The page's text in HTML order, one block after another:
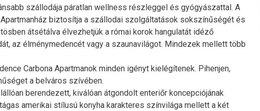
szállodája páratlan wellness részleggel és gyógyászattal. A
biztosítja a szállodai szolgáltatások sokszínűségét és
átsétálva élvezhetjük a római korok hangulatát idéző
az élménymedencét vagy a szaunavilágot. Mindezek mellett több
Carbona Apartmanok minden igényt kielégítenek. Pihenjen,
a belváros szívében.
berendezett, kiválóan átgondolt enteriőr koncepciójának
amerikai stílusú konyha karakteres színvilága mellett a két